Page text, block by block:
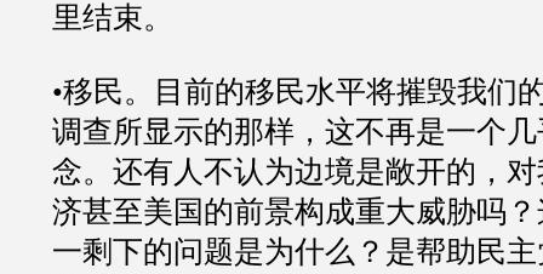
里结束。
•移民。目前的移民水平将摧毁我们
调查所显示的那样，这不再是一个
念。还有人不认为边境是敞开的，
济甚至美国的前景构成重大威胁吗
一剩下的问题是为什么？是帮助民